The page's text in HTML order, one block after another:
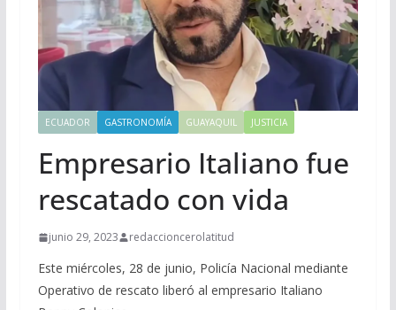
ECUADOR GASTRONOMÍA GUAYAQUIL JUSTICIA
Empresario Italiano fue
rescatado con vida
junio 29, 2023 redaccioncerolatitud
Este miércoles, 28 de junio, Policía Nacional mediante
Operativo de rescato liberó al empresario Italiano